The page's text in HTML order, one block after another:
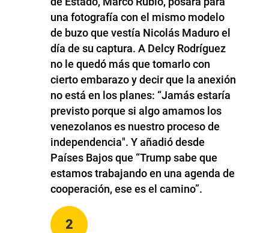
una fotografía con el mismo modelo
de buzo que vestía Nicolás Maduro el
día de su captura. A Delcy Rodríguez
no le quedó más que tomarlo con
cierto embarazo y decir que la anexión
no está en los planes: “Jamás estaría
previsto porque si algo amamos los
venezolanos es nuestro proceso de
independencia". Y añadió desde
Países Bajos que “Trump sabe que
estamos trabajando en una agenda de
cooperación, ese es el camino”.
2